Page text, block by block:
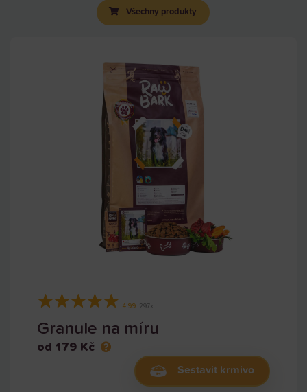
Všechny produkty
★★★★★ 4.99 297x
Granule na míru
od 179 Kč
Sestavit krmivo